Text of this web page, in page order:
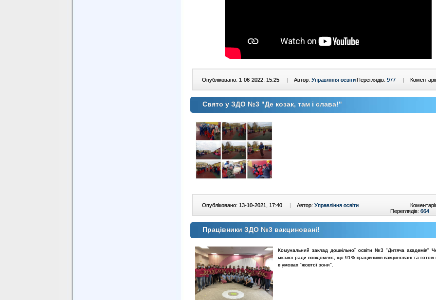
Опубліковано: 1-06-2022, 15:25 | Автор: Управління освітиПереглядів: 977 |
Свято у ЗДО №3 "Де козак, там і слава!"
Опубліковано: 13-10-2021, 17:40 | Автор: Управління освіти
Переглядів: 664
Працівники ЗДО №3 вакциновані!
Комунальний заклад дошкільної освіти №3 "Дитяча академія"
міської ради повідомляє, що 91% працівників вакциновані та
в умовах "жовтої зони".